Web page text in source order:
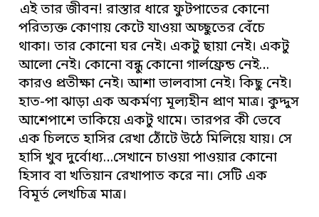
এই তার জীবন! রাস্তার ধারে ফুটপাতের কোনো
পরিত্যক্ত কোণায় কেটে যাওয়া অচ্ছুতের বেঁচে
থাকা। তার কোনো ঘর নেই। একটু ছায়া নেই। একটু
আলো নেই। কোনো বন্ধু কোনো গার্লফ্রেন্ড নেই…
কারও প্রতীক্ষা নেই। আশা ভালবাসা নেই। কিছু নেই।
হাত-পা ঝাড়া এক অকর্মণ্য মূল্যহীন প্রাণ মাত্র। কুদ্দুস
আশেপাশে তাকিয়ে একটু থামে। তারপর কী ভেবে
এক চিলতে হাসির রেখা ঠোঁটে উঠে মিলিয়ে যায়। সে
হাসি খুব দুর্বোধ্য…সেখানে চাওয়া পাওয়ার কোনো
হিসাব বা খতিয়ান রেখাপাত করে না। সেটি এক
বিমূর্ত লেখচিত্র মাত্র।